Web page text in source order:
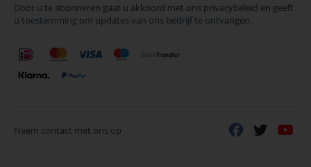
onze
nieuwsbrief
Door u te abonneren gaat u akkoord met ons privacybeleid en geeft
u toestemming om updates van ons bedrijf te ontvangen.
Neem contact met ons op